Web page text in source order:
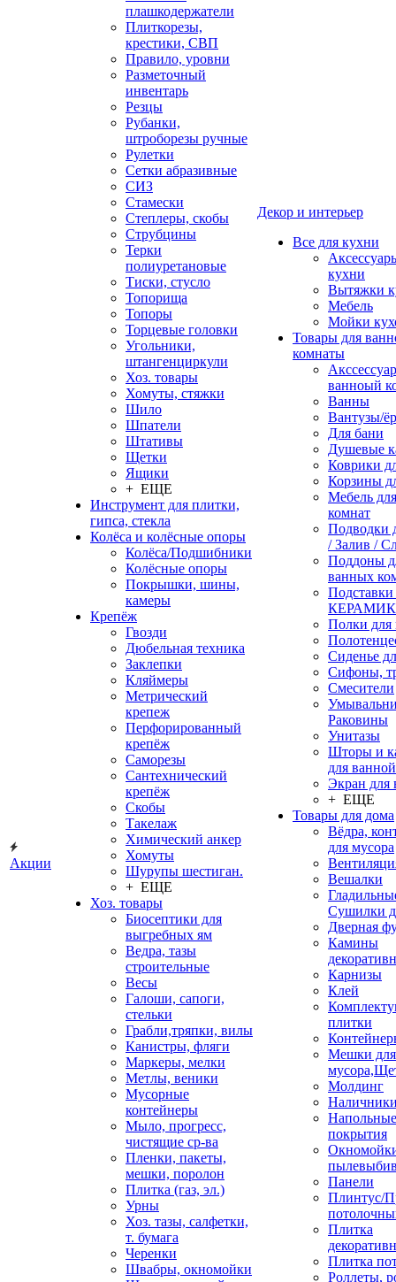
Акции
плашкодержатели
Плиткорезы,
крестики, СВП
Правило, уровни
Разметочный
инвентарь
Резцы
Рубанки,
штроборезы ручные
Рулетки
Сетки абразивные
СИЗ
Стамески
Степлеры, скобы
Струбцины
Терки
полиуретановые
Тиски, стусло
Топорища
Топоры
Торцевые головки
Угольники,
штангенциркули
Хоз. товары
Хомуты, стяжки
Шило
Шпатели
Штативы
Щетки
Ящики
+ ЕЩЕ
Инструмент для плитки,
гипса, стекла
Колёса и колёсные опоры
Колёса/Подшибники
Колёсные опоры
Покрышки, шины,
камеры
Крепёж
Гвозди
Дюбельная техника
Заклепки
Кляймеры
Метрический
крепеж
Перфорированный
крепёж
Саморезы
Сантехнический
крепёж
Скобы
Такелаж
Химический анкер
Хомуты
Шурупы шестиган.
+ ЕЩЕ
Хоз. товары
Биосептики для
выгребных ям
Ведра, тазы
строительные
Весы
Галоши, сапоги,
стельки
Грабли,тряпки, вилы
Канистры, фляги
Маркеры, мелки
Метлы, веники
Мусорные
контейнеры
Мыло, прогресс,
чистящие ср-ва
Пленки, пакеты,
мешки, поролон
Плитка (газ, эл.)
Урны
Хоз. тазы, салфетки,
т. бумага
Черенки
Швабры, окномойки
Декор и интерьер
Все для кухни
кухни
Вытяжки
Мебель
Мойки
Товары для
комнаты
ванноый
Ванны
Вантузы/
Для бани
Душевые
Коврики
Корзины
Мебель
комнат
Подводки
/ Залив /
Поддоны
ванных
Полки для
Сиденье
Сифоны,
Смесители
Раковины
Унитазы
Шторы и
для ванной
Экран для
+ ЕЩЕ
Товары для дома
Вёдра,
для мусора
Вешалки
Сушилки
Дверная
Камины
Карнизы
Клей
плитки
Мешки для
Молдинг
Напольные
покрытия
Панели
Плинтус/
Плитка
Плитка
Роллеты,